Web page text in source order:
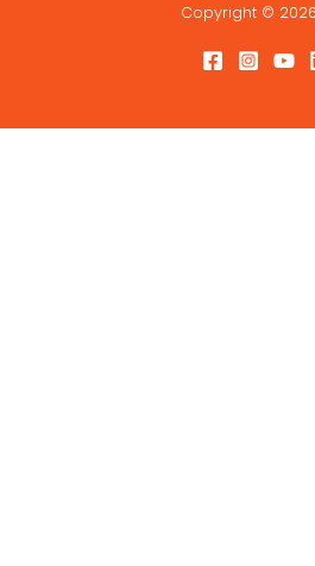
Copyright ©